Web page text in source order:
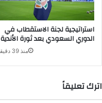
استراتيجية لجنة الاستقطاب في
الدوري السعودي بعد ثورة الأندية
منذ 39 دقيقة
اترك تعليقاً